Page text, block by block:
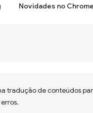
Novidades no Chrome
tradução de conteúdos